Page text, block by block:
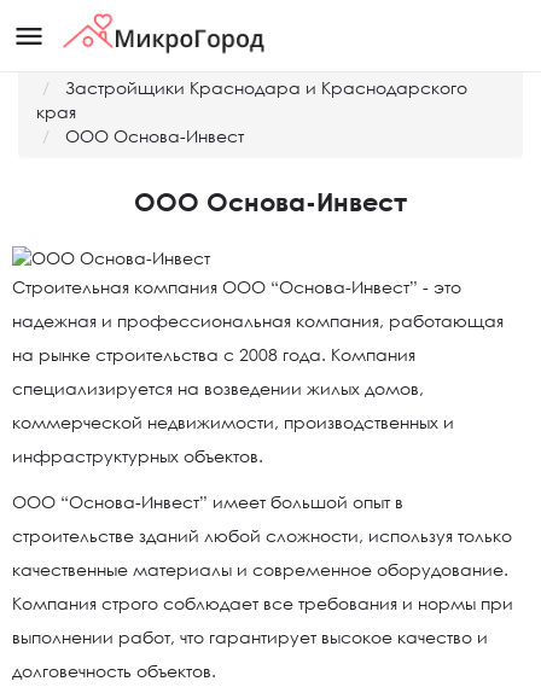
menu
Застройщики Краснодара и Краснодарского
края
ООО Основа-Инвест
ООО Основа-Инвест
Строительная компания ООО “Основа-Инвест” - это
надежная и профессиональная компания, работающая
на рынке строительства с 2008 года. Компания
специализируется на возведении жилых домов,
коммерческой недвижимости, производственных и
инфраструктурных объектов.
ООО “Основа-Инвест” имеет большой опыт в
строительстве зданий любой сложности, используя только
качественные материалы и современное оборудование.
Компания строго соблюдает все требования и нормы при
выполнении работ, что гарантирует высокое качество и
долговечность объектов.